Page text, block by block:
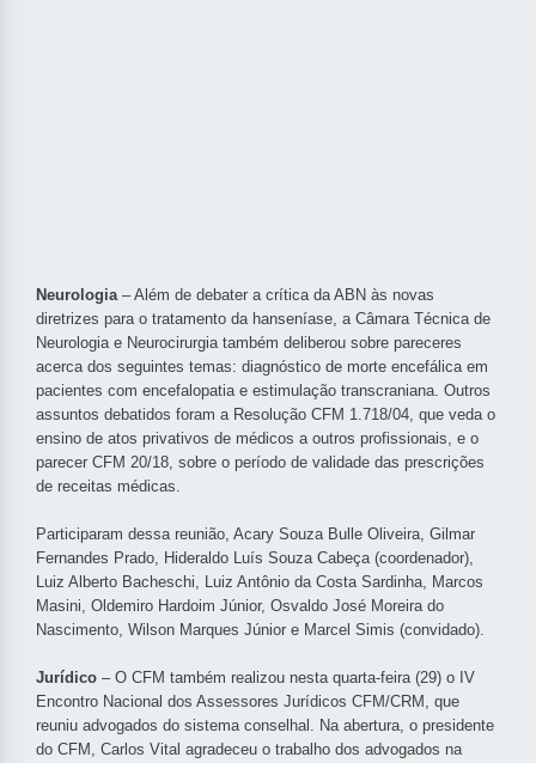
Neurologia– Além de debater a crítica da ABN às novas
diretrizes para o tratamento da hanseníase, a Câmara Técnica de
Neurologia e Neurocirurgia também deliberou sobre pareceres
acerca dos seguintes temas: diagnóstico de morte encefálica em
pacientes com encefalopatia e estimulação transcraniana. Outros
assuntos debatidos foram a Resolução CFM 1.718/04, que veda o
ensino de atos privativos de médicos a outros profissionais, e o
parecer CFM 20/18, sobre o período de validade das prescrições
de receitas médicas.
Participaram dessa reunião, Acary Souza Bulle Oliveira, Gilmar
Fernandes Prado, Hideraldo Luís Souza Cabeça (coordenador),
Luiz Alberto Bacheschi, Luiz Antônio da Costa Sardinha, Marcos
Masini, Oldemiro Hardoim Júnior, Osvaldo José Moreira do
Nascimento, Wilson Marques Júnior e Marcel Simis (convidado).
Jurídico – O CFM também realizou nesta quarta-feira (29) o IV
Encontro Nacional dos Assessores Jurídicos CFM/CRM, que
reuniu advogados do sistema conselhal. Na abertura, o presidente
do CFM, Carlos Vital agradeceu o trabalho dos advogados na